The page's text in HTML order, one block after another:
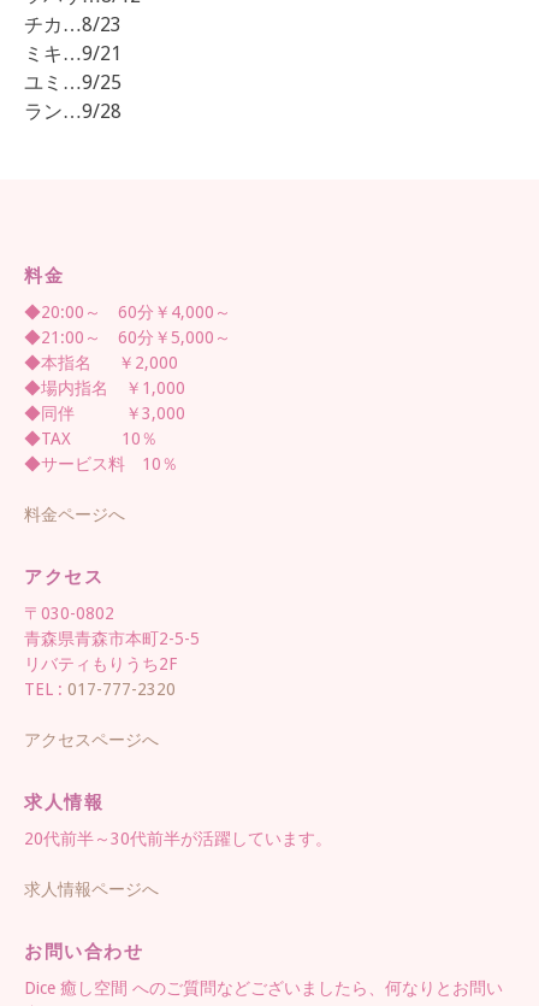
チカ…8/23
ミキ…9/21
ユミ…9/25
ラン…9/28
料金
◆20:00～ 60分￥4,000～
◆21:00～ 60分￥5,000～
◆本指名 ￥2,000
◆場内指名 ￥1,000
◆同伴 ￥3,000
◆TAX 10％
◆サービス料 10％
料金ページへ
アクセス
〒030-0802
青森県青森市本町2-5-5
リバティもりうち2F
TEL : 017-777-2320
アクセスページへ
求人情報
20代前半～30代前半が活躍しています。
求人情報ページへ
お問い合わせ
Dice 癒し空間 へのご質問などございましたら、何なりとお問い